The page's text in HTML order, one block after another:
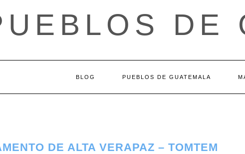
DE
BLOG PUEBLOS DE GUATEMALA
DE ALTA VERAPAZ – TOMTEM